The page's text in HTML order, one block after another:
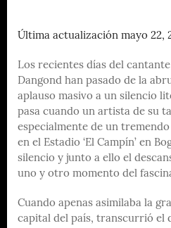
Última actualización mayo 22,
Los recientes días del
Dangond han pasado de la
aplauso masivo a un silencio
pasa cuando un artista de su
especialmente de un
en el Estadio ‘El Campín’ en
silencio y junto a ello el
uno y otro momento del
Cuando apenas asimilaba la
capital del país, transcurrió el